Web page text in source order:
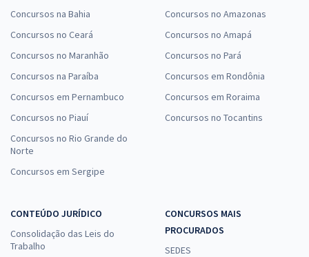
Concursos na Bahia
Concursos no Ceará
Concursos no Maranhão
Concursos na Paraíba
Concursos em Pernambuco
Concursos no Piauí
Concursos no Rio Grande do
Norte
Concursos em Sergipe
Concursos no Amazonas
Concursos no Amapá
Concursos no Pará
Concursos em Rondônia
Concursos em Roraima
Concursos no Tocantins
CONTEÚDO JURÍDICO
Consolidação das Leis do
Trabalho
CONCURSOS MAIS
PROCURADOS
SEDES